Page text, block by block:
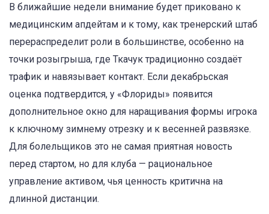
В ближайшие недели внимание будет приковано к
медицинским апдейтам и к тому, как тренерский штаб
перераспределит роли в большинстве, особенно на
точки розыгрыша, где Ткачук традиционно создаёт
трафик и навязывает контакт. Если декабрьская
оценка подтвердится, у «Флориды» появится
дополнительное окно для наращивания формы игрока
к ключному зимнему отрезку и к весенней развязке.
Для болельщиков это не самая приятная новость
перед стартом, но для клуба — рациональное
управление активом, чья ценность критична на
длинной дистанции.